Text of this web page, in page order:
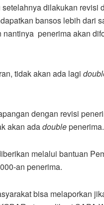
dilakukan revisi
bansos lebih dari
penerima akan
tidak akan ada lagi
dengan revisi
akan adadoublepenerima.
melalui bantuan
an penerima.
bisa melaporkan